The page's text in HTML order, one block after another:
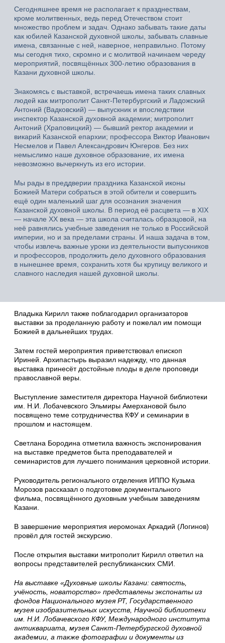
Сегодняшнее время не располагает к празднествам,
кроме молитвенных, ведь перед Отечеством стоит
множество проблем и задач. Однако забывать такие даты
как юбилей Казанской духовной школы, забывать славные
имена, связанные с ней, наверное, неправильно. Потому
мы сегодня тихо, скромно и с молитвой начинаем череду
мероприятий, посвящённых 300-летию образования в
Казани духовной школы.
Знакомясь с выставкой, встречаешь имена таких славных
людей как митрополит Санкт-Петербургский и Ладожский
Антоний (Вадковский) — выпускник и впоследствии
инспектор Казанской духовной академии; митрополит
Антоний (Храповицкий) — бывший ректор академии и
викарий Казанской епархии; профессора Виктор Иванович
Несмелов и Павел Александрович Юнгеров. Без них
немыслимо наше духовное образование, их имена
невозможно вычеркнуть из его истории.
Мы рады в преддверии праздника Казанской иконы
Божией Матери собраться в этой обители и совершить
ещё один маленький шаг для осознания значения
Казанской духовной школы. В период её расцвета — в XIX
— начале XX века — эта школа считалась образцовой, на
неё равнялись учебные заведения не только в Российской
империи, но и за пределами страны. И наша задача в том,
чтобы извлечь важные уроки из деятельности выпускников
и профессоров, продолжить дело духовного образования
в нынешнее время, сохранить хотя бы крупицу великого и
славного наследия нашей духовной школы.
Владыка Кирилл также поблагодарил организаторов
выставки за проделанную работу и пожелал им помощи
Божией в дальнейших трудах.
Затем гостей мероприятия приветствовал епископ
Ириней. Архипастырь выразил надежду, что данная
выставка принесёт достойные плоды в деле проповеди
православной веры.
Выступление заместителя директора Научной библиотеки
им. Н.И. Лобачевского Эльмиры Амерхановой было
посвящено теме сотрудничества КФУ и семинарии в
прошлом и настоящем.
Светлана Бородина отметила важность экспонирования
на выставке предметов быта преподавателей и
семинаристов для лучшего понимания церковной истории.
Руководитель регионального отделения ИППО Кузьма
Морозов рассказал о подготовке документального
фильма, посвящённого духовным учебным заведениям
Казани.
В завершение мероприятия иеромонах Аркадий (Логинов)
провёл для гостей экскурсию.
После открытия выставки митрополит Кирилл ответил на
вопросы представителей республиканских СМИ.
На выставке «Духовные школы Казани: святость,
учёность, новаторство» представлены экспонаты из
фондов Национального музея РТ, Государственного
музея изобразительных искусств, Научной библиотеки
им. Н.И. Лобачевского КФУ, Международного института
антиквариата, музея Санкт-Петербургской духовной
академии, а также фотографии и документы из